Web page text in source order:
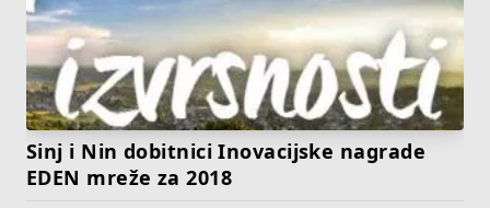
Sinj i Nin dobitnici Inovacijske nagrade
EDEN mreže za 2018